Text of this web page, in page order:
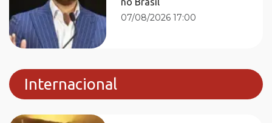
07/08/2026 17:00
Internacional